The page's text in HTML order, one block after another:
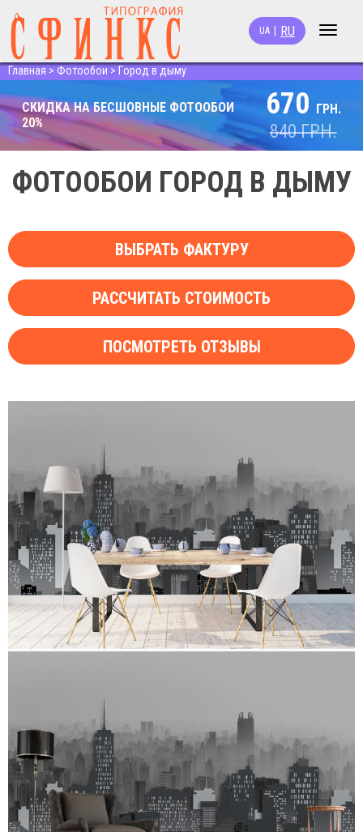
Toggle
UA RU
Главная > Фотообои > Город в дыму
СКИДКА НА БЕСШОВНЫЕ ФОТООБОИ
20%
670 ГРН.
840ГРН.
ФОТООБОИ ГОРОД В ДЫМУ
ВЫБРАТЬ ФАКТУРУ
РАССЧИТАТЬ СТОИМОСТЬ
ПОСМОТРЕТЬ ОТЗЫВЫ